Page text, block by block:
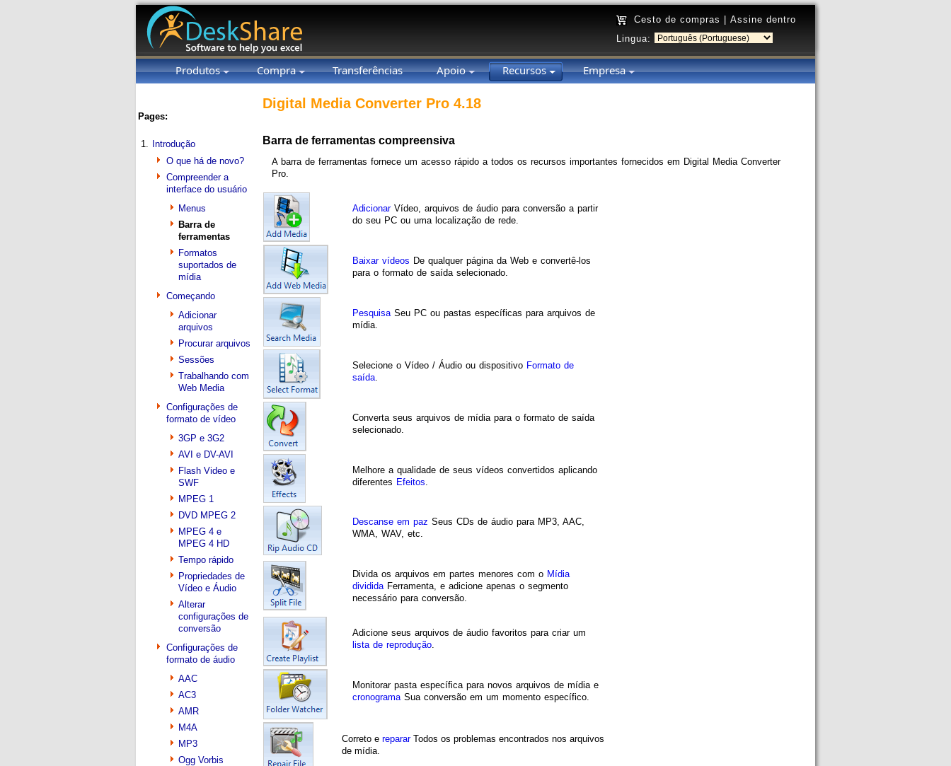
Cesto de compras
Assine dentro
Lingua:
Produtos Compra Transferências Apoio Recursos Empresa
Pages:
1.
Introdução
O que há de novo?
Compreender a
interface do usuário
Menus
Barra de
ferramentas
Formatos
suportados de
mídia
Começando
Adicionar
arquivos
Procurar arquivos
Sessões
Trabalhando com
Web Media
Configurações de
formato de vídeo
3GP e 3G2
AVI e DV-AVI
Flash Video e
SWF
MPEG 1
DVD MPEG 2
MPEG 4 e
MPEG 4 HD
Tempo rápido
Propriedades de
Vídeo e Áudio
Alterar
configurações de
conversão
Configurações de
formato de áudio
AAC
AC3
AMR
M4A
MP3
Ogg Vorbis
Digital Media Converter Pro 4.18
Barra de ferramentas compreensiva
A barra de ferramentas fornece um acesso rápido a todos os recursos importantes fornecidos em Digital Media Converter
Pro.
AdicionarVídeo, arquivos de áudio para conversão a partir
do seu PC ou uma localização de rede.
Baixar vídeos De qualquer página da Web e convertê-los
para o formato de saída selecionado.
Pesquisa Seu PC ou pastas específicas para arquivos de
mídia.
Selecione o Vídeo / Áudio ou dispositivo Formato de
saída
Converta seus arquivos de mídia para o formato de saída
selecionado.
Melhore a qualidade de seus vídeos convertidos aplicando
diferentes Efeitos
Descanse em paz Seus CDs de áudio para MP3, AAC,
WMA, WAV, etc.
Divida os arquivos em partes menores com o Mídia
dividida Ferramenta, e adicione apenas o segmento
necessário para conversão.
Adicione seus arquivos de áudio favoritos para criar um
lista de reprodução
Monitorar pasta específica para novos arquivos de mídia e
cronograma Sua conversão em um momento específico.
Correto e repararTodos os problemas encontrados nos arquivos
de mídia.